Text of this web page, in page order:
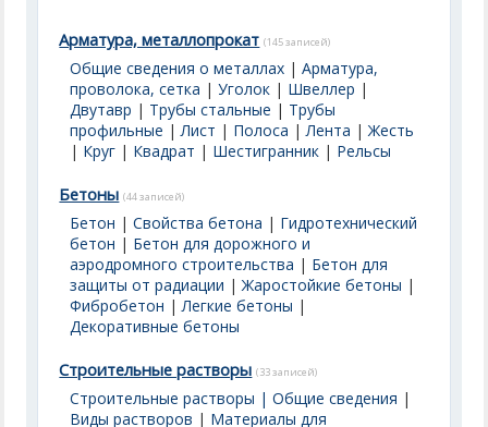
Арматура, металлопрокат (145 записей)
Общие сведения о металлах |Арматура,
проволока, сетка |Уголок | Швеллер |
Двутавр | Трубы стальные | Трубы
профильные |Лист | Полоса |Лента |Жесть
| Круг | Квадрат | Шестигранник | Рельсы
Бетоны (44 записей)
Бетон |Свойства бетона | Гидротехнический
бетон | Бетон для дорожного и
аэродромного строительства | Бетон для
защиты от радиации |Жаростойкие бетоны |
Фибробетон |Легкие бетоны |
Декоративные бетоны
Строительные растворы (33 записей)
Строительные растворы | Общие сведения |
Виды растворов | Материалы для